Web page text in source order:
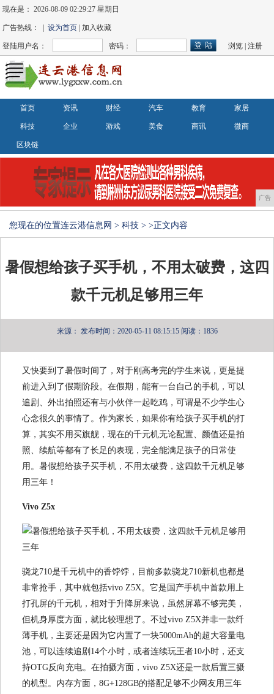
现在是：2026-08-09 02:29:27 星期日
广告热线： |设为首页 | 加入收藏
登陆用户名： 密码： 浏览 |注册
首页 资讯 财经 汽车 教育 家居
科技 企业 游戏 美食 商讯 微商
区块链
广告
您现在的位置连云港信息网 > 科技 > >正文内容
暑假想给孩子买手机，不用太破费，这四
款千元机足够用三年
来源： 发布时间：2020-05-11 08:15:15 阅读：1836
又快要到了暑假时间了，对于刚高考完的学生来说，更是提
前进入到了假期阶段。在假期，能有一台自己的手机，可以
追剧、外出拍照还有与小伙伴一起吃鸡，可谓是不少学生心
心念很久的事情了。作为家长，如果你有给孩子买手机的打
算，其实不用买旗舰，现在的千元机无论配置、颜值还是拍
照、续航等都有了长足的表现，完全能满足孩子的日常使
用。暑假想给孩子买手机，不用太破费，这四款千元机足够
用三年！
Vivo Z5x
骁龙710是千元机中的香饽饽，目前多款骁龙710新机也都是
非常抢手，其中就包括vivo Z5X。它是国产手机中首款用上
打孔屏的千元机，相对于升降屏来说，虽然屏幕不够完美，
但机身厚度方面，就比较理想了。不过vivo Z5X并非一款纤
薄手机，主要还是因为它内置了一块5000mAh的超大容量电
池，可以连续追剧14个小时，或者连续玩王者10小时，还支
持OTG反向充电。在拍摄方面，vivo Z5X还是一款后置三摄
的机型。内存方面，8G+128GB的搭配足够不少网友用三年